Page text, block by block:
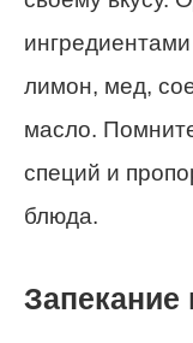
лимон, мед,
масло.
специй и
блюда.
Запекание